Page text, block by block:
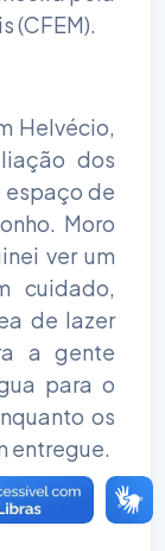
(CFEM).
Helvécio,
dos
espaço de
Moro
ver um
cuidado,
de lazer
a gente
para o
os
entregue.